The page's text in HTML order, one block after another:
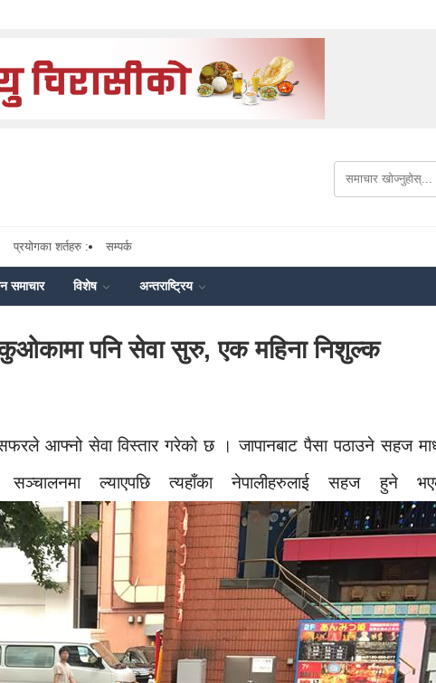
प्रयोगका शर्तहरु : सम्पर्क
समाचार विशेष अन्तराष्ट्रिय
पनि सेवा सुरु, एक महिना निशुल्क
आफ्नो सेवा विस्तार गरेको छ । जापानबाट पैसा पठाउने सहज
सञ्चालनमा ल्याएपछि त्यहाँका नेपालीहरुलाई सहज हुने